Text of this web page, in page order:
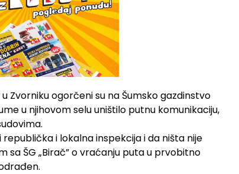
Zvorniku ogorčeni su na Šumsko gazdinstvo
u njihovom selu uništilo putnu komunikaciju,
i lokalna inspekcija i da ništa nije
sa ŠG „Birač” o vraćanju puta u prvobitno